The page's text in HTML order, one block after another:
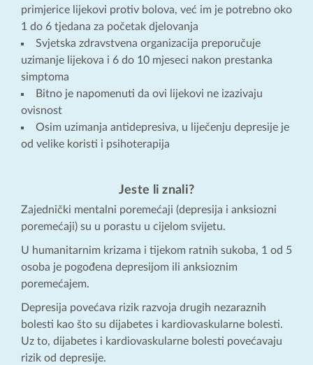
primjerice lijekovi protiv bolova, već im je potrebno oko
1 do 6 tjedana za početak djelovanja
Svjetska zdravstvena organizacija preporučuje
uzimanje lijekova i 6 do 10 mjeseci nakon prestanka
simptoma
Bitno je napomenuti da ovi lijekovi ne izazivaju
ovisnost
Osim uzimanja antidepresiva, u liječenju depresije je
od velike koristi i psihoterapija
Jeste li znali?
Zajednički mentalni poremećaji (depresija i anksiozni
poremećaji) su u porastu u cijelom svijetu.
U humanitarnim krizama i tijekom ratnih sukoba, 1 od 5
osoba je pogođena depresijom ili anksioznim
poremećajem.
Depresija povećava rizik razvoja drugih nezaraznih
bolesti kao što su dijabetes i kardiovaskularne bolesti.
Uz to, dijabetes i kardiovaskularne bolesti povećavaju
rizik od depresije.